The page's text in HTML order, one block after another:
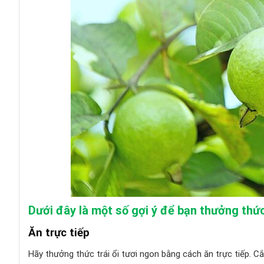
Dưới đây là một số gợi ý để bạn thưởng
Ăn trực tiếp
Hãy thưởng thức trái ổi tươi ngon bằng cách ăn trực tiếp.